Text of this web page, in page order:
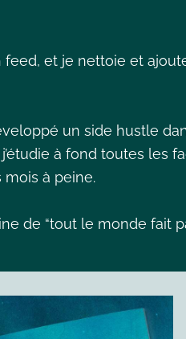
et je nettoie et
un side hustle
à fond toutes les
mois à peine.
de “tout le monde fait